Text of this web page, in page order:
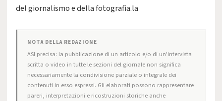
del giornalismo e della fotografia.la
NOTA DELLA REDAZIONE
ASI precisa: la pubblicazione di un articolo e/o di un'intervista
scritta o video in tutte le sezioni del giornale non significa
necessariamente la condivisione parziale o integrale dei
contenuti in esso espressi. Gli elaborati possono rappresentare
pareri, interpretazioni e ricostruzioni storiche anche